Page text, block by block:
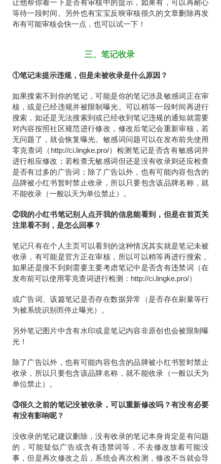
让他帮你看一下是否有审核中的提示，如果有，可以再耐心
等待一段时间。另外也有宝宝反映审核很久的文章删除再发
布有可能审核会快一点，也可以试一下！
三、笔记收录
①笔记未提示违规，但是未被收录是什么原因？
如果搜索不到你的笔记，可能是你的笔记涉及敏感词正在审
核，或是已经违规并被限制曝光。可以稍等一段时间再进行
搜索，如还是无法搜索到或已经收到笔记违规的通知就需要
对内容按照社区规范进行修改，修改后笔记会重新审核，若
无问题了，就会恢复曝光。敏感词问题可以在发布前先使用
零克查词（http://ci.lingke.pro/）检测笔记是否含有敏感词并
进行相应修改；若检查无敏感词但还是没有收录则还应检查
是否有过多的广告词；除了广告以外，也有可能内容包含的
品牌被小红书暂时禁止收录，所以只要包含该品牌名称，就
不能收录（一般以天为单位禁止）。
②我的小红书笔记别人点开我的信息能看到，但是在首页关
注里看不到，是怎么回事？
笔记只有在个人主页可以看到的这种情况其实就是笔记未被
收录，有可能是官方正在审核，所以可以稍等再进行搜索，
如果还是搜不到则需要主要考虑笔记中是否含有违禁词（在
发布前可以使用零克查词进行检测：http://ci.lingke.pro/）
或广告词、该篇笔记是否存在数据异常（是否存在刷量等行
为被系统识别而停止曝光）。
另外笔记图片中含有水印或是笔记内容非原创也会被限制曝
光！
除了广告以外，也有可能内容包含的品牌被小红书暂时禁止
收录，所以只要包含该品牌名称，就不能收录（一般以天为
单位禁止）。
③很久之前的笔记没被收录，可以重新修改吗？有没有必要
有没有影响呢？
没收录的笔记建议删除，没有收录的笔记本身肯定是有问题
的，可能疑似广告或含有违禁词等，不去修改放着可能没
事，但是再次修改之后，系统会再次检测，修改不当就会导